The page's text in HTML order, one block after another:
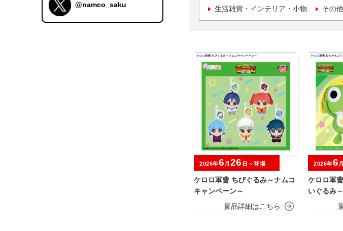
生活雑貨・インテリア・小物 その
ケロロ軍曹 ちびぐるみ～ナムコ
キャンペーン～
2026年6 月 26 日～登場
ケロロ軍
いぐるみ
2026年6 月
@namco_saku